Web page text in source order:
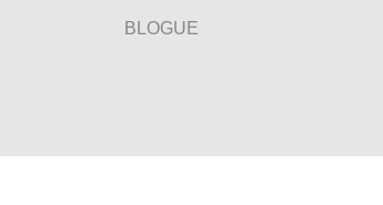
BLOGUE